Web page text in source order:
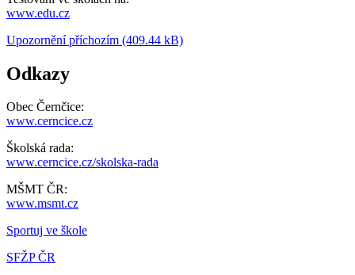
www.edu.cz
Upozornění příchozím (409.44 kB)
Odkazy
Obec Černčice:
www.cerncice.cz
Školská rada:
www.cerncice.cz/skolska-rada
MŠMT ČR:
www.msmt.cz
Sportuj ve škole
SFŽP ČR